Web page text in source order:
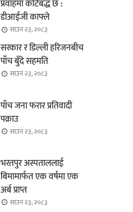
प्रवाहमा कटिबद्ध छ :
डीआईजी काफ्ले
साउन २३, २०८३
सरकार र डिल्ली हरिजनबीच
पाँच बुँदे सहमति
साउन २३, २०८३
पाँच जना फरार प्रतिवादी
पक्राउ
साउन २३, २०८३
भरतपुर अस्पताललाई
बिमामार्फत एक वर्षमा एक
अर्ब प्राप्त
साउन २३, २०८३